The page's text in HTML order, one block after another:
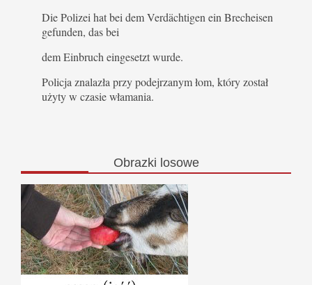
Die Polizei hat bei dem Verdächtigen ein Brecheisen
gefunden, das bei
dem Einbruch eingesetzt wurde.
Policja znalazła przy podejrzanym łom, który został
użyty w czasie włamania.
Obrazki losowe